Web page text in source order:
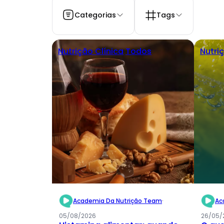
Categorias Tags
Nutrição ClínicaTodos
Academia Da Nutrição Team·
05/08/2026
26/05/